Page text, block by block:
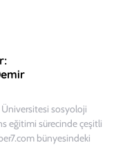
sosyoloji
eğitimi sürecinde çeşitli
bünyesindeki